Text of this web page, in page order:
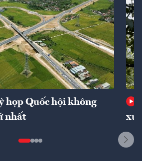
họp Quốc hội không
nhất